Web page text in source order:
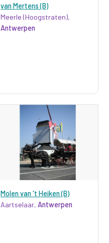
van Mertens (B)
Meerle (Hoogstraten),
Antwerpen
Molen van 't Heiken (B)
Aartselaar,Antwerpen